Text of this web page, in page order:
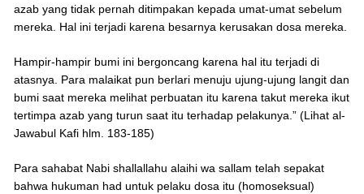
azab yang tidak pernah ditimpakan kepada umat-umat sebelum
mereka. Hal ini terjadi karena besarnya kerusakan dosa mereka.
Hampir-hampir bumi ini bergoncang karena hal itu terjadi di
atasnya. Para malaikat pun berlari menuju ujung-ujung langit dan
bumi saat mereka melihat perbuatan itu karena takut mereka ikut
tertimpa azab yang turun saat itu terhadap pelakunya.” (Lihat al-
Jawabul Kafi hlm. 183-185)
Para sahabat Nabi shallallahu alaihi wa sallam telah sepakat
bahwa hukuman had untuk pelaku dosa itu (homoseksual)